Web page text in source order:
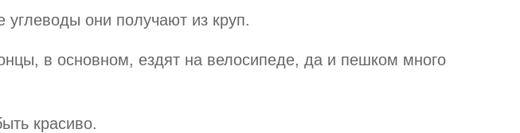
углеводы они получают из круп.
в основном, ездят на велосипеде, да и пешком много
красиво.